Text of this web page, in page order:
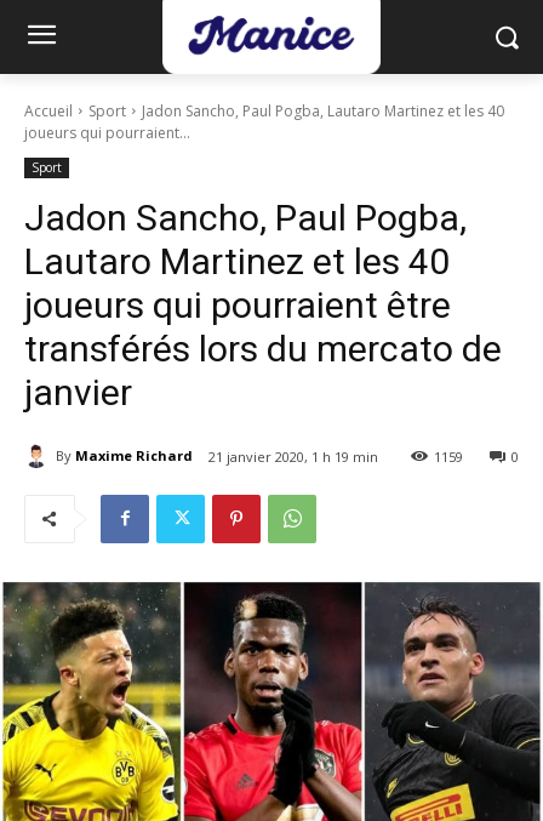
Accueil Sport
Jadon Sancho, Paul Pogba, Lautaro Martinez et les 40
joueurs qui pourraient...
Sport
Jadon Sancho, Paul Pogba,
Lautaro Martinez et les 40
joueurs qui pourraient être
transférés lors du mercato de
janvier
By Maxime Richard 21 janvier 2020, 1 h 19 min 0
1159